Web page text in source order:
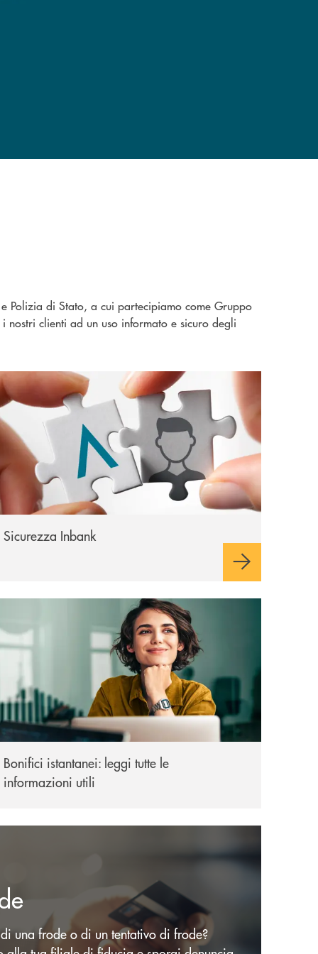
Polizia di Stato, a cui partecipiamo come Gruppo
clienti ad un uso informato e sicuro degli
Inbank
Sicurezza Inbank
Bonifici istantanei: leggi tutte le
informazioni utili
una frode o di un tentativo di frode?